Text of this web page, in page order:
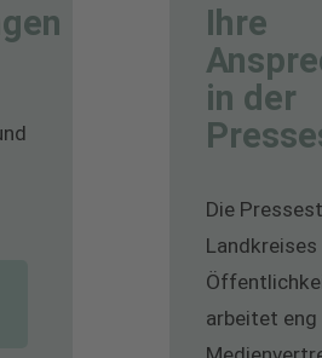
Ihre
in der
Die
arbeitet